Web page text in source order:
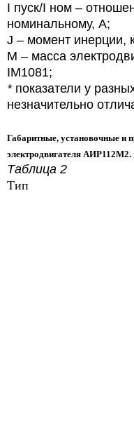
I пуск/I ном –
номинальному, А;
J – момент инерции,
М – масса
IM1081;
*показатели у
незначительно
Габаритные, установочные и
электродвигателя АИР112М2.
Таблица 2
Тип